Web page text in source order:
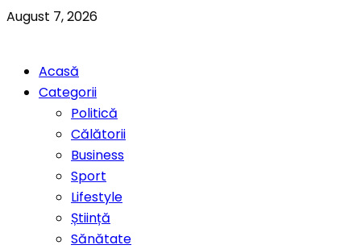
August 7, 2026
Acasă
Categorii
Politică
Călătorii
Business
Sport
Lifestyle
Știință
Sănătate